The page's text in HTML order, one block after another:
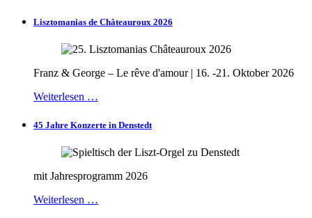
Lisztomanias de Châteauroux 2026
Franz & George – Le rêve d'amour | 16. -21. Oktober 2026
Weiterlesen …
45 Jahre Konzerte in Denstedt
mit Jahresprogramm 2026
Weiterlesen …